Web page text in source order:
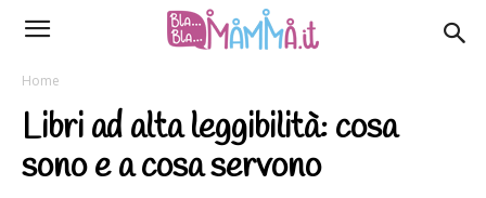
Home
Libri ad alta leggibilità: cosa
sono e a cosa servono